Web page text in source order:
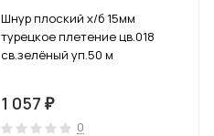
Шнур плоский х/б 15мм
турецкое плетение цв.018
св.зелёный уп.50 м
1 057 ₽
0